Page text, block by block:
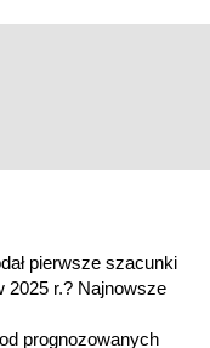
pierwsze szacunki
2025 r.? Najnowsze
prognozowanych